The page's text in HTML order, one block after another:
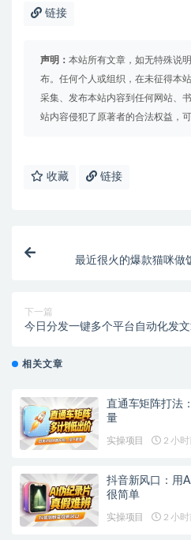
链接
声明： 本站所有文章，如无特殊说
布。任何个人或组织，在未征得本
采集、发布本站内容到任何网站、
站内容侵犯了原著者的合法权益，
收藏 链接
最近很火的爆款猫咪做
下一篇
今日分发一键多个平台自动化发文
相关文章
直通车矩阵打法
量
实操项目 2 小时
抖音新风口：用
很简单
实操项目 2 小时